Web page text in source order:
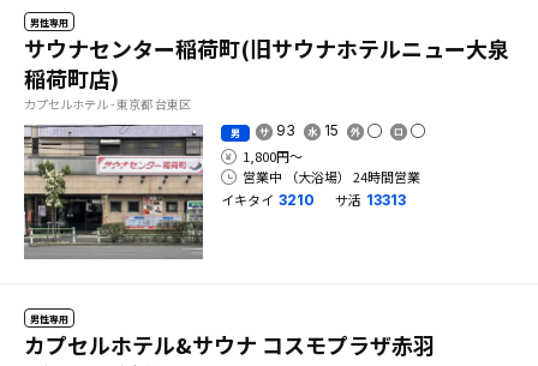
男性専用
サウナセンター稲荷町(旧サウナホテルニュー大泉
稲荷町店)
カプセルホテル - 東京都 台東区
男 93 15
1,800円〜
営業中 （大浴場） 24時間営業
イキタイ 3210 サ活 13313
男性専用
カプセルホテル&サウナ コスモプラザ赤羽